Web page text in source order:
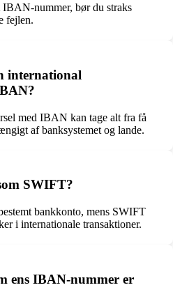
nummer, bør du straks
fejlen.
international
med IBAN kan tage alt fra få
af banksystemet og lande.
SWIFT?
bankkonto, mens SWIFT
i internationale transaktioner.
ens IBAN-nummer er